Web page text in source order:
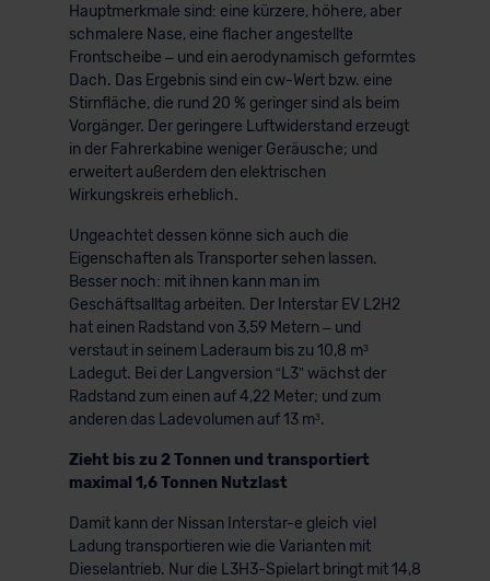
Hauptmerkmale sind: eine kürzere, höhere, aber
schmalere Nase, eine flacher angestellte
Frontscheibe – und ein aerodynamisch geformtes
Dach. Das Ergebnis sind ein cw-Wert bzw. eine
Stirnfläche, die rund 20 % geringer sind als beim
Vorgänger. Der geringere Luftwiderstand erzeugt
in der Fahrerkabine weniger Geräusche; und
erweitert außerdem den elektrischen
Wirkungskreis erheblich.
Ungeachtet dessen könne sich auch die
Eigenschaften als Transporter sehen lassen.
Besser noch: mit ihnen kann man im
Geschäftsalltag arbeiten. Der Interstar EV L2H2
hat einen Radstand von 3,59 Metern – und
verstaut in seinem Laderaum bis zu 10,8 m³
Ladegut. Bei der Langversion “L3” wächst der
Radstand zum einen auf 4,22 Meter; und zum
anderen das Ladevolumen auf 13 m³.
Zieht bis zu 2 Tonnen und transportiert
maximal 1,6 Tonnen Nutzlast
Damit kann der Nissan Interstar-e gleich viel
Ladung transportieren wie die Varianten mit
Dieselantrieb. Nur die L3H3-Spielart bringt mit 14,8